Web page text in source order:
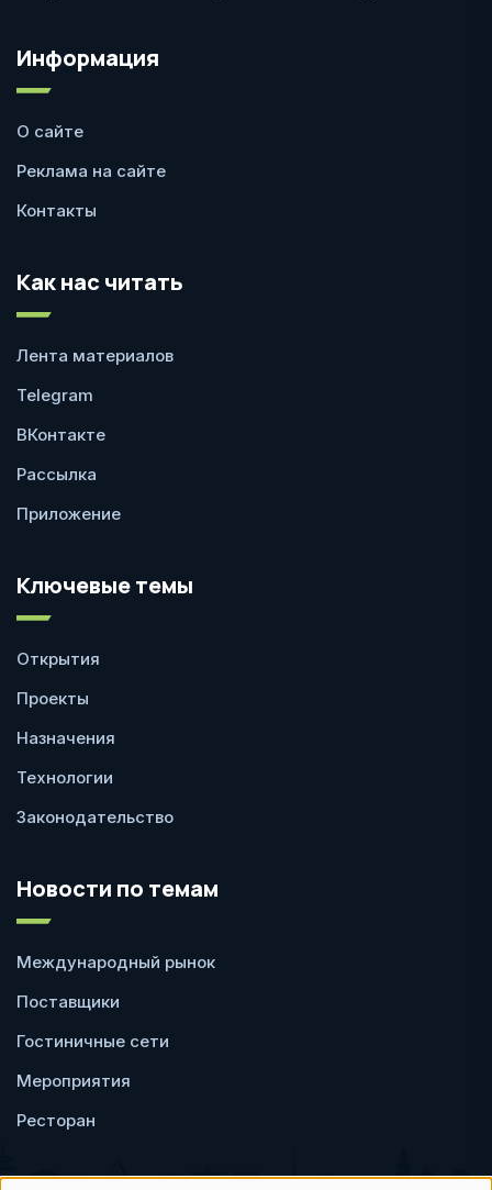
Информация
О сайте
Реклама на сайте
Контакты
Как нас читать
Лента материалов
Telegram
ВКонтакте
Рассылка
Приложение
Ключевые темы
Открытия
Проекты
Назначения
Технологии
Законодательство
Новости по темам
Международный рынок
Поставщики
Гостиничные сети
Мероприятия
Ресторан